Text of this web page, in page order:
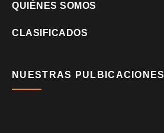
QUIÉNES SOMOS
CLASIFICADOS
NUESTRAS PULBICACIONES